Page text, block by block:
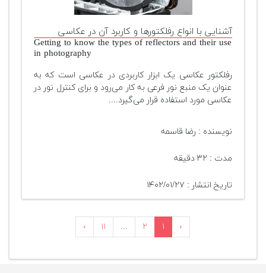
آشنایی با انواع رفلکتورها و کاربرد آن در عکاسی
Getting to know the types of reflectors and their use
in photography
رفلکتور عکاسی یک ابزار کاربردی در عکاسی است که به
عنوان یک منبع نور فرعی به کار می‌رود و برای کنترل نور در
عکاسی مورد استفاده قرار می‌گیرد....
نویسنده : رضا قاسمه
مدت : ۳۲ دقیقه
تاریخ انتشار : ۱۴۰۲/۰۱/۲۷
‹ ۱ ۲ ... ۱۱ ›